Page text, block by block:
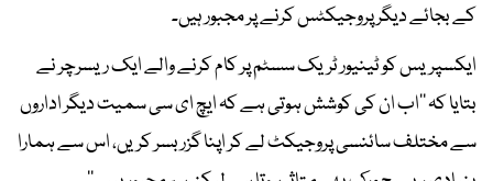
کے بجائے دیگر پروجیکٹس کرنے پر مجبور ہیں۔
ایکسپریس کو ٹینیور ٹریک سسٹم پر کام کرنے والے ایک ریسرچر نے
بتایا کہ ’’اب ان کی کوشش ہوتی ہے کہ ایچ ای سی سمیت دیگر اداروں
سے مختلف سائنسی پروجیکٹ لے کر اپنا گزر بسر کریں، اس سے ہمارا